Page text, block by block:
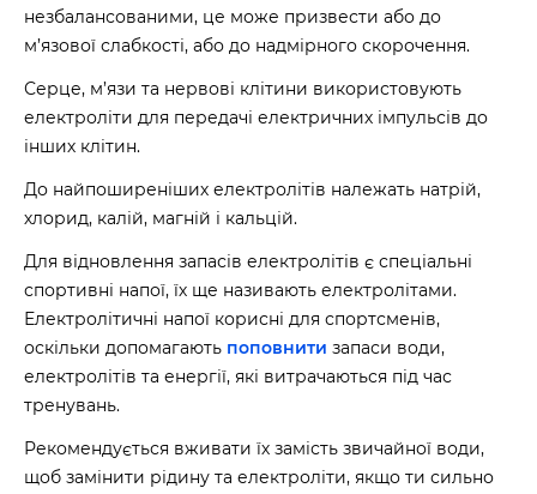
незбалансованими, це може призвести або до
м’язової слабкості, або до надмірного скорочення.
Серце, м’язи та нервові клітини використовують
електроліти для передачі електричних імпульсів до
інших клітин.
До найпоширеніших електролітів належать натрій,
хлорид, калій, магній і кальцій.
Для відновлення запасів електролітів є спеціальні
спортивні напої, їх ще називають електролітами.
Електролітичні напої корисні для спортсменів,
оскільки допомагають поповнити запаси води,
електролітів та енергії, які витрачаються під час
тренувань.
Рекомендується вживати їх замість звичайної води,
щоб замінити рідину та електроліти, якщо ти сильно